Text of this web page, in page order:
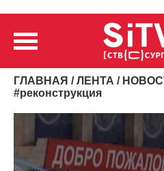
ГЛАВНАЯ /ЛЕНТА /
#реконструкция